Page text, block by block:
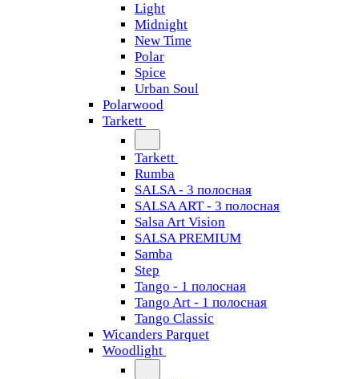
Light
Midnight
New Time
Polar
Spice
Urban Soul
Polarwood
Tarkett
Tarkett
Rumba
SALSA - 3 полосная
SALSA ART - 3 полосная
Salsa Art Vision
SALSA PREMIUM
Samba
Step
Tango - 1 полосная
Tango Art - 1 полосная
Tango Classiс
Wicanders Parquet
Woodlight